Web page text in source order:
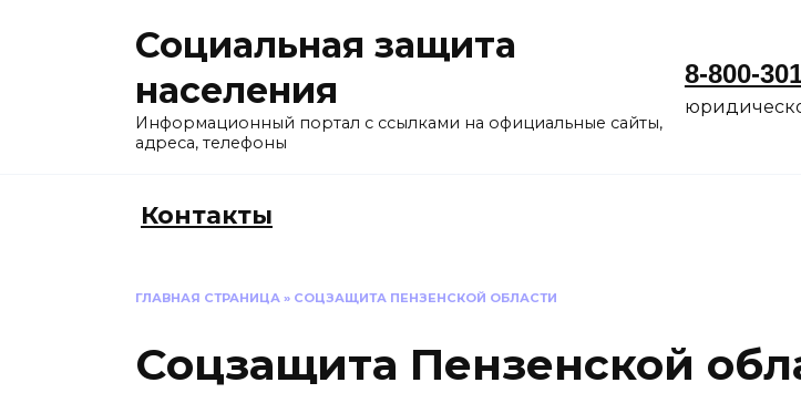
Социальная защита
населения
Информационный портал с ссылками на официальные сайты,
адреса, телефоны
8-800-
Контакты
ГЛАВНАЯ СТРАНИЦА » СОЦЗАЩИТА ПЕНЗЕНСКОЙ ОБЛАСТИ
Соцзащита Пензенской